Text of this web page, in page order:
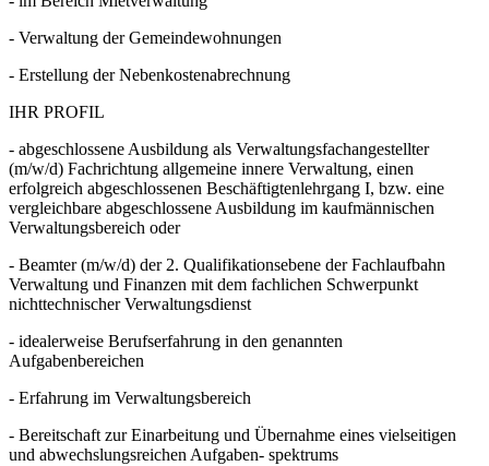
- Verwaltung der Gemeindewohnungen
- Erstellung der Nebenkostenabrechnung
IHR PROFIL
- abgeschlossene Ausbildung als Verwaltungsfachangestellter
(m/w/d) Fachrichtung allgemeine innere Verwaltung, einen
erfolgreich abgeschlossenen Beschäftigtenlehrgang I, bzw. eine
vergleichbare abgeschlossene Ausbildung im kaufmännischen
Verwaltungsbereich oder
- Beamter (m/w/d) der 2. Qualifikationsebene der Fachlaufbahn
Verwaltung und Finanzen mit dem fachlichen Schwerpunkt
nichttechnischer Verwaltungsdienst
- idealerweise Berufserfahrung in den genannten
Aufgabenbereichen
- Erfahrung im Verwaltungsbereich
- Bereitschaft zur Einarbeitung und Übernahme eines vielseitigen
und abwechslungsreichen Aufgaben- spektrums